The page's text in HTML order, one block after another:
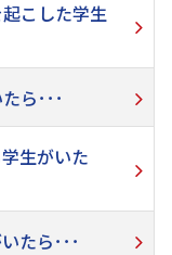
こした学生
ら･･･
生がいた
たら･･･